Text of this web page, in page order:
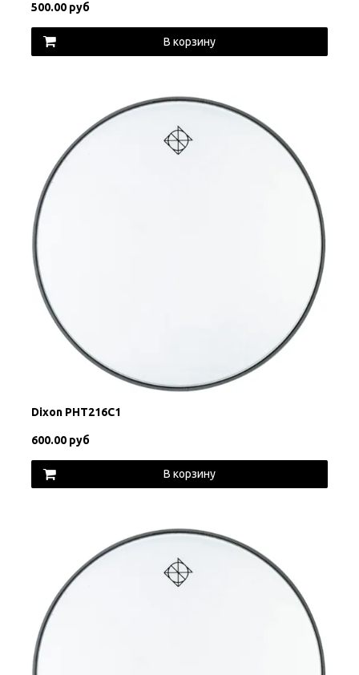
500.00 руб
В корзину
Dixon PHT216C1
600.00 руб
В корзину